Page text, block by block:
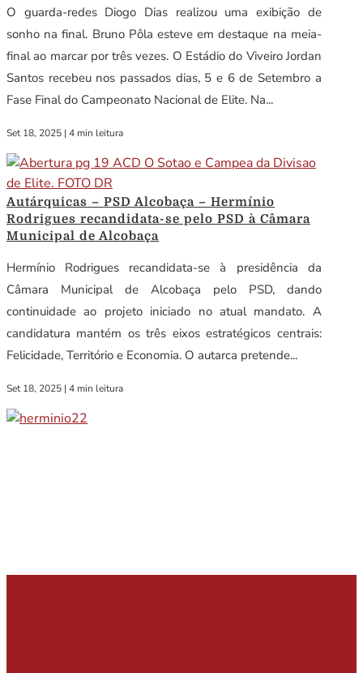
O guarda-redes Diogo Dias realizou uma exibição de
sonho na final. Bruno Pôla esteve em destaque na meia-
final ao marcar por três vezes. O Estádio do Viveiro Jordan
Santos recebeu nos passados dias, 5 e 6 de Setembro a
Fase Final do Campeonato Nacional de Elite. Na...
Set 18, 2025 | 4 min leitura
Autárquicas – PSD Alcobaça – Hermínio
Rodrigues recandidata-se pelo PSD à Câmara
Municipal de Alcobaça
Hermínio Rodrigues recandidata-se à presidência da
Câmara Municipal de Alcobaça pelo PSD, dando
continuidade ao projeto iniciado no atual mandato. A
candidatura mantém os três eixos estratégicos centrais:
Felicidade, Território e Economia. O autarca pretende...
Set 18, 2025 | 4 min leitura